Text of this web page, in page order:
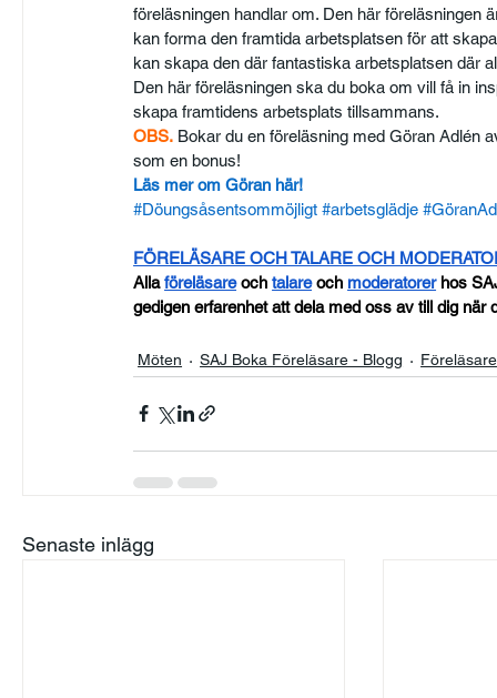
föreläsningen handlar om. Den här föreläsningen
kan forma den framtida arbetsplatsen för att
kan skapa den där fantastiska arbetsplatsen där
Den här föreläsningen ska du boka om vill få in
skapa framtidens arbetsplats tillsammans.
OBS. Bokar du en föreläsning med Göran Adlén
som en bonus!
Läs mer om Göran här!
#Döungsåsentsommöjligt #arbetsglädje
FÖRELÄSARE OCH TALARE OCH
Alla föreläsare och talare och moderatorer hos
gedigen erfarenhet att dela med oss av till dig
Möten SAJ Boka Föreläsare - Blogg Föreläsare
Senaste inlägg